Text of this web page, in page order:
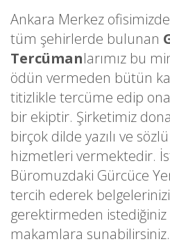
Ankara Merkez
tüm şehirlerde bulunan
Tercümanlarımız bu
ödün vermeden bütün
titizlikle tercüme edip
bir ekiptir. Şirketimiz
birçok dilde yazılı ve
hizmetleri vermektedir.
Büromuzdaki Gürcüce
tercih ederek
gerektirmeden
makamlara sunabilirsiniz.